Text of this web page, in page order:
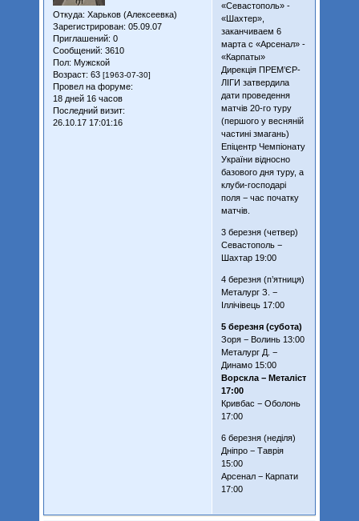
Откуда: Харьков (Алексеевка)
Зарегистрирован: 05.09.07
Приглашений: 0
Сообщений: 3610
Пол: Мужской
Возраст: 63 [1963-07-30]
Провел на форуме:
18 дней 16 часов
Последний визит:
26.10.17 17:01:16
«Севастополь» -
«Шахтер»,
заканчиваем 6
марта с «Арсенал» -
«Карпаты»
Дирекція ПРЕМ’ЄР-
ЛІГИ затвердила
дати проведення
матчів 20-го туру
(першого у весняній
частині змагань)
Епіцентр Чемпіонату
України відносно
базового дня туру, а
клуби-господарі
поля − час початку
матчів.
3 березня (четвер)
Севастополь −
Шахтар 19:00
4 березня (п’ятниця)
Металург З. −
Іллічівець 17:00
5 березня (субота)
Зоря − Волинь 13:00
Металург Д. −
Динамо 15:00
Ворскла − Металіст
17:00
Кривбас − Оболонь
17:00
6 березня (неділя)
Дніпро − Таврія
15:00
Арсенал − Карпати
17:00